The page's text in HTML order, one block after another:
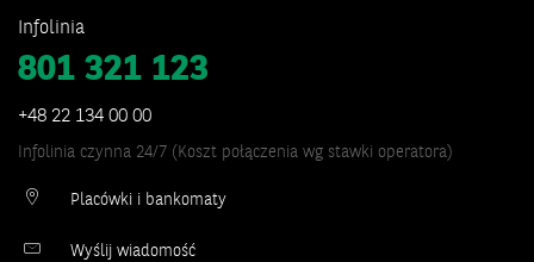
Infolinia
801 321 123
+48 22 134 00 00
Infolinia czynna 24/7 (Koszt połączenia wg stawki operatora)
Placówki i bankomaty
Wyślij wiadomość